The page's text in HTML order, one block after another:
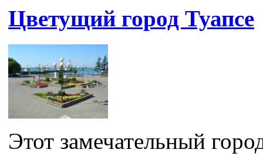
Цветущий город Туапсе
Этот замечательный